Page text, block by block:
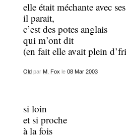
elle était méchante avec
il parait,
c’est des potes anglais
qui m’ont dit
(en fait elle avait plein
Oldpar M. Fox le 08 Mar 2003
si loin
et si proche
à la fois